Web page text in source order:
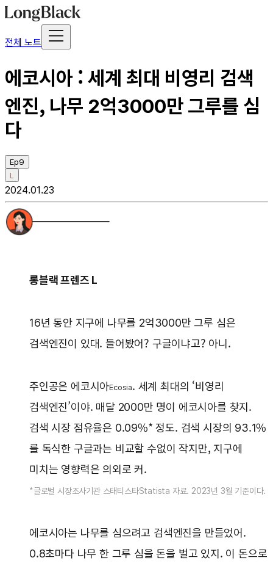
전체 노트
에코시아 : 세계 최대 비영리 검색
엔진, 나무 2억3000만 그루를 심
다
Ep9
L
2024.01.23
롱블랙 프렌즈 L
16년 동안 지구에 나무를 2억3000만 그루 심은
검색엔진이 있대. 들어봤어? 구글이냐고? 아니.
주인공은 에코시아Ecosia. 세계 최대의 ‘비영리
검색엔진’이야. 매달 2000만 명이 에코시아를 찾지.
검색 시장 점유율은 0.09%* 정도. 검색 시장의 93.1%
를 독식한 구글과는 비교할 수없이 작지만, 지구에
미치는 영향력은 의외로 커.
*글로벌 시장조사기관 스태티스타Statista 자료. 2023년 3월 기준이다.
에코시아는 나무를 심으려고 검색엔진을 만들었어.
0.8초마다 나무 한 그루 심을 돈을 벌고 있지. 이 돈으로